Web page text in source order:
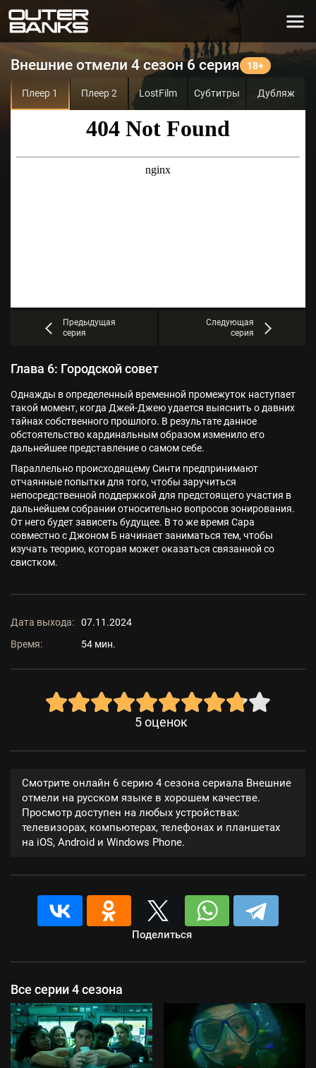
Внешние отмели 4 сезон 6 серия
Плеер 1 Плеер 2 LostFilm Субтитры Дубляж
Предыдущая
серия
Следующая
серия
Глава 6: Городской совет
Однажды в определенный временной промежуток наступает
такой момент, когда Джей-Джею удается выяснить о давних
тайнах собственного прошлого. В результате данное
обстоятельство кардинальным образом изменило его
дальнейшее представление о самом себе.
Параллельно происходящему Синти предпринимают
отчаянные попытки для того, чтобы заручиться
непосредственной поддержкой для предстоящего участия в
дальнейшем собрании относительно вопросов зонирования.
От него будет зависеть будущее. В то же время Сара
совместно с Джоном Б начинает заниматься тем, чтобы
изучать теорию, которая может оказаться связанной со
свистком.
Дата выхода:
07.11.2024
Время:
54 мин.
5 оценок
Смотрите онлайн 6 серию 4 сезона сериала Внешние
отмели на русском языке в хорошем качестве.
Просмотр доступен на любых устройствах:
телевизорах, компьютерах, телефонах и планшетах
на iOS, Android и Windows Phone.
Поделиться
Все серии 4 сезона